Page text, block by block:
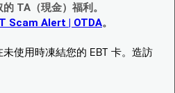
TA（現金）福利。
Scam Alert | OTDA。
使用時凍結您的 EBT 卡。造訪